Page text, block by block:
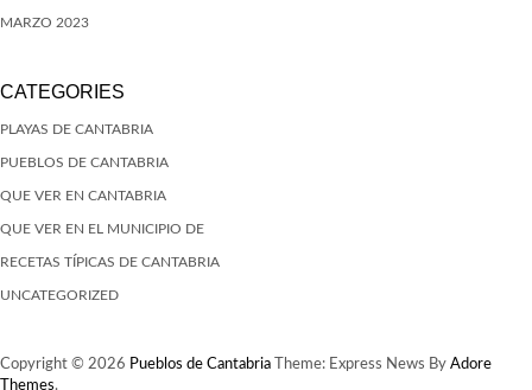
MARZO 2023
CATEGORIES
PLAYAS DE CANTABRIA
PUEBLOS DE CANTABRIA
QUE VER EN CANTABRIA
QUE VER EN EL MUNICIPIO DE
RECETAS TÍPICAS DE CANTABRIA
UNCATEGORIZED
Copyright © 2026 Pueblos de Cantabria Theme: Express News By Adore
Themes.